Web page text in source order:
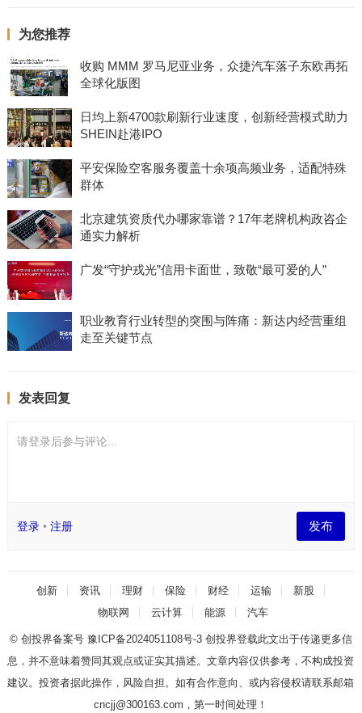
为您推荐
收购 MMM 罗马尼亚业务，众捷汽车落子东欧再拓
全球化版图
日均上新4700款刷新行业速度，创新经营模式助力
SHEIN赴港IPO
平安保险空客服务覆盖十余项高频业务，适配特殊
群体
北京建筑资质代办哪家靠谱？17年老牌机构政咨企
通实力解析
广发“守护戎光”信用卡面世，致敬“最可爱的人”
职业教育行业转型的突围与阵痛：新达内经营重组
走至关键节点
发表回复
请登录后参与评论...
登录• 注册 发布
创新 资讯 理财 保险 财经 运输
新股
物联网
云计算 能源 汽车
© 创投界备案号 豫ICP备2024051108号-3 创投界登载此文出于传递更多信
息，并不意味着赞同其观点或证实其描述。文章内容仅供参考，不构成投资
建议。投资者据此操作，风险自担。如有合作意向、或内容侵权请联系邮箱
cncjj@300163.com，第一时间处理！